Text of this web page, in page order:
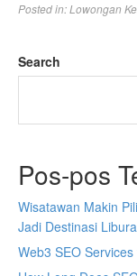
Posted in:Lowongan
Search
Pos-pos
Wisatawan Makin
Jadi Destinasi
Web3 SEO